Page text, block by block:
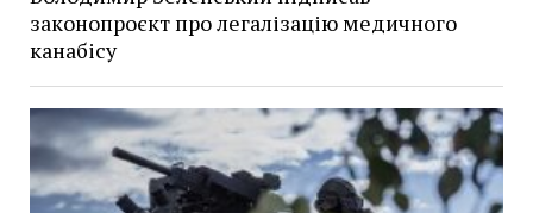
законопроєкт про легалізацію медичного
канабісу